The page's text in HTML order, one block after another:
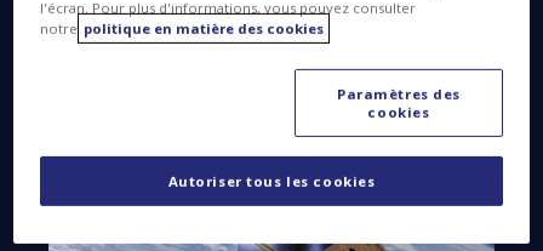
minimum.
l'écran. Pour plus d'informations, vous pouvez consulter
notre politique en matière des cookies
Paramètres des
cookies
Autoriser tous les cookies